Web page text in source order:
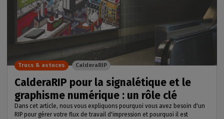
CalderaRIP pour la signalétique et le
graphisme numérique : un rôle clé
Dans cet article, nous vous expliquons pourquoi vous avez besoin d'un
RIP pour gérer votre flux de travail d'impression et pourquoi il est
Trucs & astuces CalderaRIP